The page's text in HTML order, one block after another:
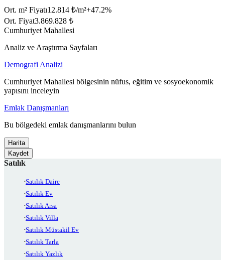
Ort. m² Fiyatı12.814 ₺/m²+47.2%
Ort. Fiyat3.869.828 ₺
Cumhuriyet Mahallesi
Analiz ve Araştırma Sayfaları
Demografi Analizi
Cumhuriyet Mahallesi bölgesinin nüfus, eğitim ve sosyoekonomik
yapısını inceleyin
Emlak Danışmanları
Bu bölgedeki emlak danışmanlarını bulun
Harita
Kaydet
Satılık
Satılık Daire
Satılık Ev
Satılık Arsa
Satılık Villa
Satılık Müstakil Ev
Satılık Tarla
Satılık Yazlık